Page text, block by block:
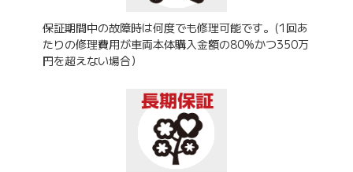
保証期間中の故障時は何度でも修理可能です。(1回あ
たりの修理費用が車両本体購入金額の80%かつ350万
円を超えない場合）